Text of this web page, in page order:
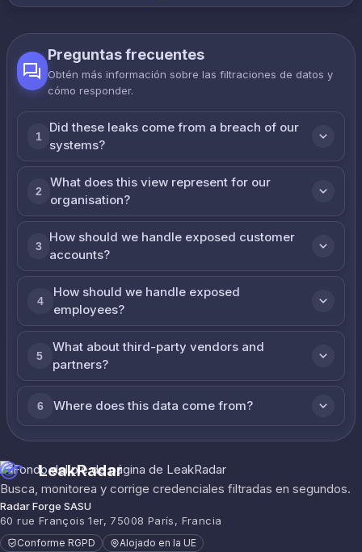
Preguntas frecuentes
Obtén más información sobre las filtraciones de datos y
cómo responder.
1
Did these leaks come from a breach of our
systems?
2
What does this view represent for our
organisation?
3
How should we handle exposed customer
accounts?
4
How should we handle exposed
employees?
5
What about third-party vendors and
partners?
6 Where does this data come from?
LeakRadar
Busca, monitorea y corrige credenciales filtradas en segundos.
Radar Forge SASU
60 rue François 1er, 75008 París, Francia
Conforme RGPD Alojado en la UE